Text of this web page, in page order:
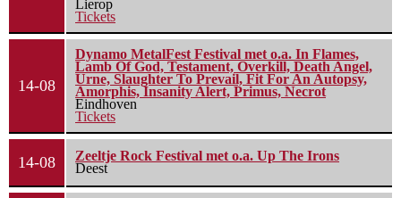
Lierop
Tickets
14-08
Dynamo MetalFest Festival met o.a. In Flames,
Lamb Of God, Testament, Overkill, Death Angel,
Urne, Slaughter To Prevail, Fit For An Autopsy,
Amorphis, Insanity Alert, Primus, Necrot
Eindhoven
Tickets
14-08
Zeeltje Rock Festival met o.a. Up The Irons
Deest